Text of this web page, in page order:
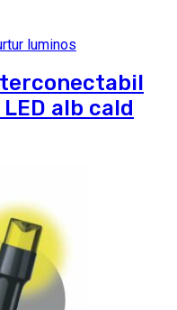
luminos
alb cald